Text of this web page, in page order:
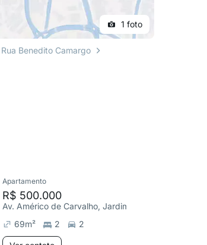
1 foto
Rua Benedito Camargo
Apartamento
R$ 500.000
69m² 2 2